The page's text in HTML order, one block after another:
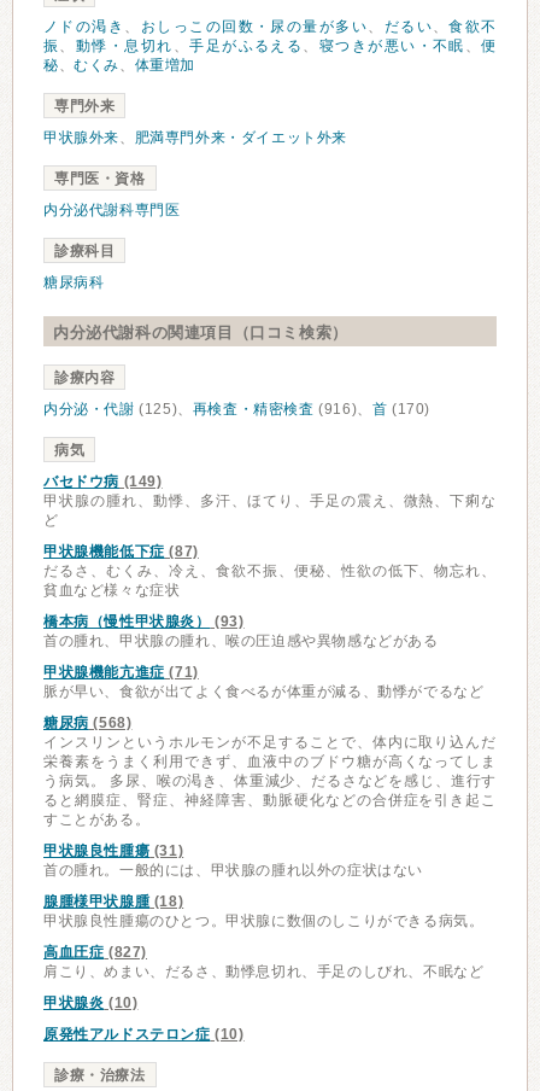
ノドの渇き 、 おしっこの回数・尿の量が多い、 だるい、食欲不
振 、 動悸・息切れ 、手足がふるえる 、 寝つきが悪い・不眠 、便
秘、むくみ、 体重増加
専門外来
甲状腺外来、 肥満専門外来・ダイエット外来
専門医・資格
内分泌代謝科専門医
診療科目
糖尿病科
内分泌代謝科の関連項目（口コミ検索）
診療内容
内分泌・代謝 (125)、 再検査・精密検査 (916)、 首 (170)
病気
バセドウ病 (149)
甲状腺の腫れ、動悸、多汗、ほてり、手足の震え、微熱、下痢な
ど
甲状腺機能低下症 (87)
だるさ、むくみ、冷え、食欲不振、便秘、性欲の低下、物忘れ、
貧血など様々な症状
橋本病（慢性甲状腺炎）
(93)
首の腫れ、甲状腺の腫れ、喉の圧迫感や異物感などがある
甲状腺機能亢進症 (71)
脈が早い、食欲が出てよく食べるが体重が減る、動悸がでるなど
糖尿病 (568)
インスリンというホルモンが不足することで、体内に取り込んだ
栄養素をうまく利用できず、血液中のブドウ糖が高くなってしま
う病気。 多尿、喉の渇き、体重減少、だるさなどを感じ、進行す
ると網膜症、腎症、神経障害、動脈硬化などの合併症を引き起こ
すことがある。
甲状腺良性腫瘍 (31)
首の腫れ。一般的には、甲状腺の腫れ以外の症状はない
腺腫様甲状腺腫(18)
甲状腺良性腫瘍のひとつ。甲状腺に数個のしこりができる病気。
高血圧症 (827)
肩こり、めまい、だるさ、動悸息切れ、手足のしびれ、不眠など
甲状腺炎 (10)
原発性アルドステロン症 (10)
診療・治療法